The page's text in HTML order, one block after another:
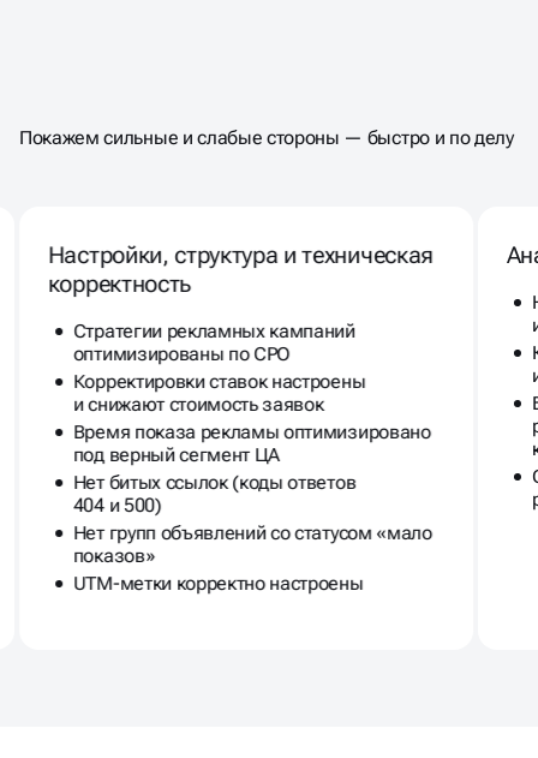
ПРОВЕДЁМ ЭКСПРЕСС-АУДИТ
Покажем сильные и слабые стороны — быстро и по делу
Настройки, структура и техническая
корректность
Стратегии рекламных кампаний
оптимизированы по CPO
Корректировки ставок настроены
и снижают стоимость заявок
Время показа рекламы оптимизировано
под верный сегмент ЦА
Нет битых ссылок (коды ответов
404 и 500)
Нет групп объявлений со статусом «мало
показов»
UTM-метки корректно настроены